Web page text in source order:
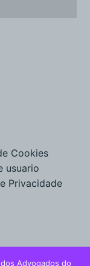
Cookies
usuario
Privacidade
Advogados do